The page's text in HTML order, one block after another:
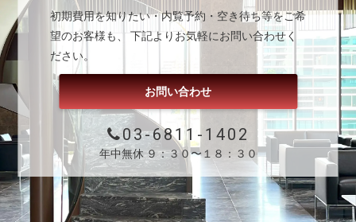
初期費用を知りたい・内覧予約・空き待ち等をご希
望のお客様も、 下記よりお気軽にお問い合わせく
ださい。
お問い合わせ
03-6811-1402
年中無休 ９：３０〜１８：３０